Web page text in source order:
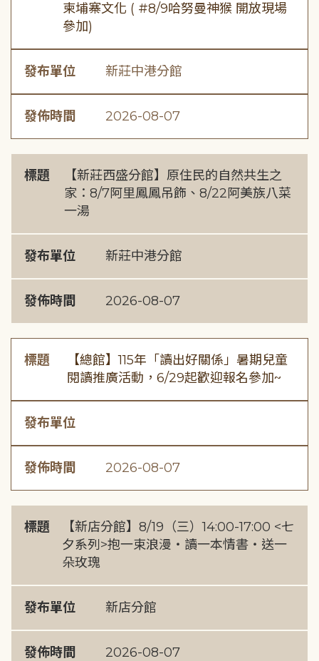
柬埔寨文化 ( #8/9哈努曼神猴 開放現場
參加)
發布單位 新莊中港分館
發佈時間 2026-08-07
標題
【新莊西盛分館】原住民的自然共生之
家：8/7阿里鳳鳳吊飾、8/22阿美族八菜
一湯
發布單位 新莊中港分館
發佈時間 2026-08-07
標題
【總館】115年「讀出好關係」暑期兒童
閱讀推廣活動，6/29起歡迎報名參加~
發布單位
發佈時間 2026-08-07
標題
【新店分館】8/19（三）14:00-17:00 <七
夕系列>抱一束浪漫・讀一本情書・送一
朵玫瑰
發布單位 新店分館
發佈時間 2026-08-07